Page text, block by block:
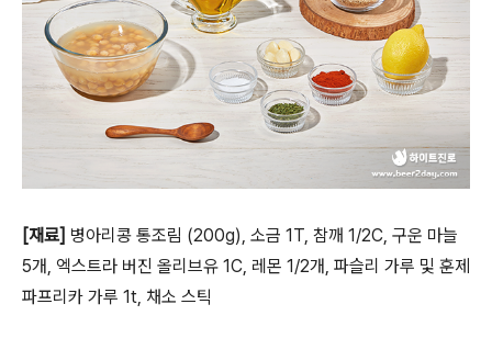
[재료] 병아리콩 통조림 (200g), 소금 1T, 참깨 1/2C, 구운 마늘
5개, 엑스트라 버진 올리브유 1C, 레몬 1/2개, 파슬리 가루 및 훈제
파프리카 가루 1t, 채소 스틱